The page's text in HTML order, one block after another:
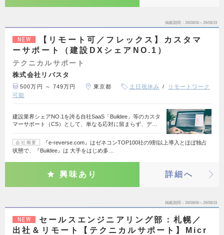
掲載期間 26/08/06～26/08/19
NEW
【リモート可／フレックス】カスタマ
ーサポート（建設DXシェアNO.1）
テクニカルサポート
株式会社リバスタ
500万円 ～ 749万円 東京都 土日祝休み
リモートワーク
可能
建設業界シェアNO.1を誇る自社SaaS「Buildee」等のカスタ
マーサポート（CS）として、単なる応対に留まらず、デ…
会社概要
『e-reverse.com』はゼネコンTOP100社の9割以上導入とほぼ独占
状態で、『Buildee』は 大手をはじめ多…
興味あり 詳細へ
掲載期間 26/08/06～26/08/19
NEW
セールスエンジニアリング部：札幌／
出社＆リモート【テクニカルサポート】Micr